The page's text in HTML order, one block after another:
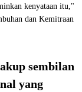
kenyataan itu,"
dan Kemitraan
sembilan
yang